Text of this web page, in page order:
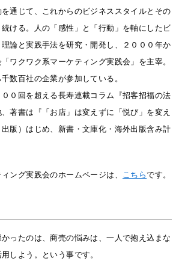
通じて、これからのビジネススタイルとその
ける。人の「感性」と「行動」を軸にしたビ
論と実践手法を研究・開発し、２０００年か
ワクワク系マーケティング実践会」を主宰。
数百社の企業が参加している。
００回を超える長寿連載コラム『招客招福の法
著書は『「お店」は変えずに「悦び」を変え
版）はじめ、新書・文庫化・海外出版含み計
ング実践会のホームページは、 こちらです。
ったのは、商売の悩みは、一人で抱え込まな
しよう。という事です。